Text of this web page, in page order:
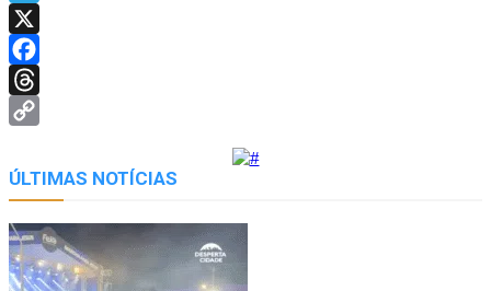
Telegram
X
Facebook
Threads
Link
ÚLTIMAS NOTÍCIAS